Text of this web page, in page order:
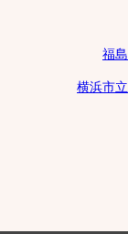
福
横浜市